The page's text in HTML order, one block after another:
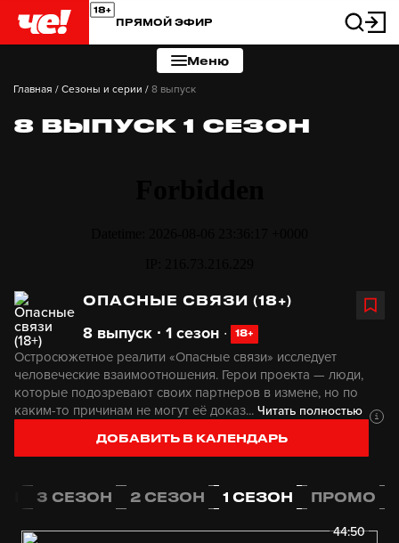
ПРЯМОЙ ЭФИР
Меню
Главная / Сезоны и серии / 8 выпуск
8 ВЫПУСК 1 СЕЗОН
ОПАСНЫЕ СВЯЗИ (18+)
8 выпуск ∙ 1 сезон ∙ 18+
ДОБАВИТЬ В КАЛЕНДАРЬ
Остросюжетное реалити «Опасные связи» исследует
человеческие взаимоотношения. Герои проекта — люди,
которые подозревают своих партнеров в измене, но по
каким-то причинам не могут её доказ... Читать полностью
3 СЕЗОН 2 СЕЗОН 1 СЕЗОН ПРОМО
44:50